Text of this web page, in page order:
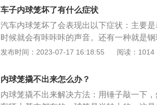
说明球笼磨损严重了，需要更换内球笼。
时方向跑偏，转向得不到有效果调节，甚
损，减少轮胎的使用寿命。3、严重可能损
重。4、方向盘卡死，无法转向。
车子内球笼坏了有什么症状
汽车内球笼坏了会表现出以下症状：主要
时候就会有咔咔咔的声音。还有一种就是
轮，球笼内外打滑，这一般是球笼罩破坏
象，以及球笼在使用过程中会出现异响、
作用是连接半轴和车轮，是汽车传动系统
向上都能连续地传递到车轮上。轿车上常
发布时间：2023-07-17 16:18:55 阅读：1014
内球笼撬不出来怎么办？
内球笼撬不出来解决方法：用锤子敲一下